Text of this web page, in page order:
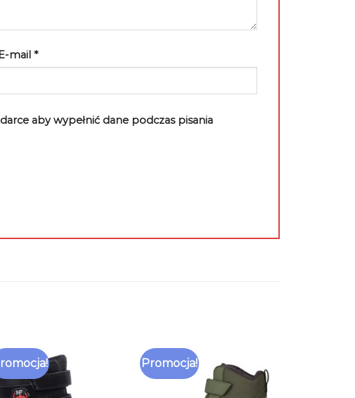
E-mail*
aby wypełnić dane podczas pisania
Promocja!